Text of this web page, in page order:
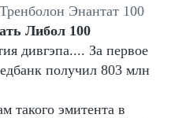
Тренболон Энантат 100
Либол 100
дивгэпа.... За первое
получил 803 млн
такого эмитента в